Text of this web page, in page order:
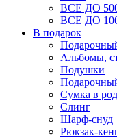
ВСЕ ДО
ВСЕ ДО
В подарок
Альбомы,
Подушки
Сумка в
Слинг
Шарф-снуд
Рюкзак-